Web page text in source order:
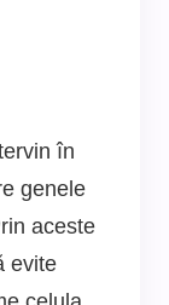
în
genele
aceste
evite